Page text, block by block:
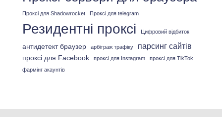
Проксі для Shadowrocket Проксі для telegram
Резидентні проксі Цифровий відбиток
антидетект браузер арбітраж трафіку парсинг сайтів
проксі для Facebook проксі для Instagram
проксі для TikTok
фармінг акаунтів